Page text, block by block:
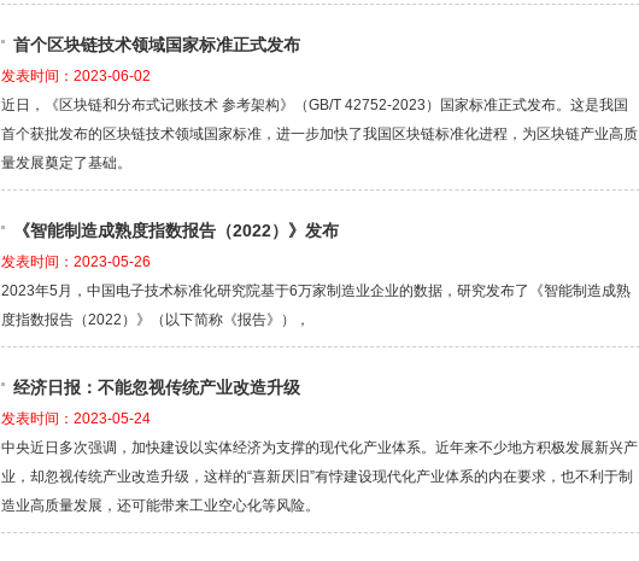
首个区块链技术领域国家标准正式发布
发表时间：2023-06-02
近日，《区块链和分布式记账技术 参考架构》（GB/T 42752-2023）国家标准正式发布。这是我国
首个获批发布的区块链技术领域国家标准，进一步加快了我国区块链标准化进程，为区块链产业高质
量发展奠定了基础。
《智能制造成熟度指数报告（2022）》发布
发表时间：2023-05-26
2023年5月，中国电子技术标准化研究院基于6万家制造业企业的数据，研究发布了《智能制造成熟
度指数报告（2022）》（以下简称《报告》），
经济日报：不能忽视传统产业改造升级
发表时间：2023-05-24
中央近日多次强调，加快建设以实体经济为支撑的现代化产业体系。近年来不少地方积极发展新兴产
业，却忽视传统产业改造升级，这样的“喜新厌旧”有悖建设现代化产业体系的内在要求，也不利于制
造业高质量发展，还可能带来工业空心化等风险。